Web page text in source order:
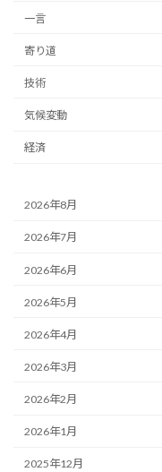
一言
寄り道
技術
気候変動
経済
2026年8月
2026年7月
2026年6月
2026年5月
2026年4月
2026年3月
2026年2月
2026年1月
2025年12月